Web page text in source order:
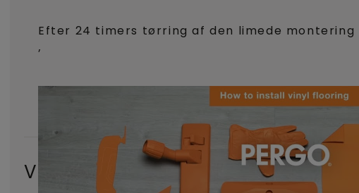
Efter 24 timers tørring af den limede
’
Var denne artikel nyttig?